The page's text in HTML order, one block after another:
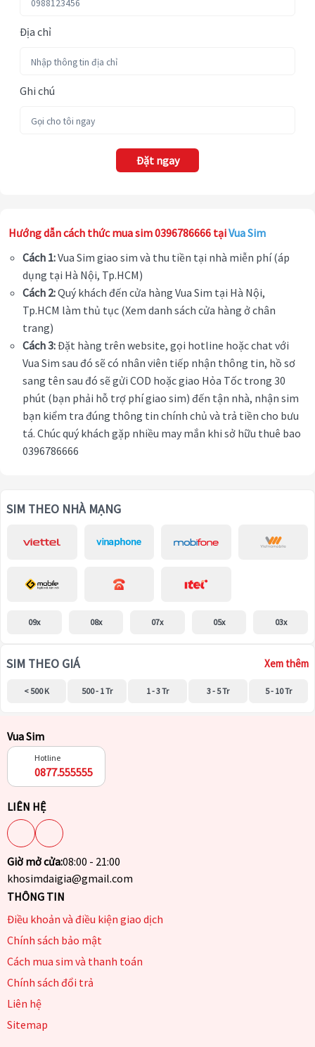
Địa chỉ
Ghi chú
Đặt ngay
Hướng dẫn cách thức mua sim 0396786666 tạiVua Sim
Cách 1:Vua Sim giao sim và thu tiền tại nhà miễn phí (áp
dụng tại Hà Nội, Tp.HCM)
Cách 2:Quý khách đến cửa hàng Vua Sim tại Hà Nội,
Tp.HCM làm thủ tục (Xem danh sách cửa hàng ở chân
trang)
Cách 3:Đặt hàng trên website, gọi hotline hoặc chat với
Vua Sim sau đó sẽ có nhân viên tiếp nhận thông tin, hồ sơ
sang tên sau đó sẽ gửi COD hoặc giao Hỏa Tốc trong 30
phút (bạn phải hỗ trợ phí giao sim) đến tận nhà, nhận sim
bạn kiểm tra đúng thông tin chính chủ và trả tiền cho bưu
tá. Chúc quý khách gặp nhiều may mắn khi sở hữu thuê bao
0396786666
SIM THEO NHÀ MẠNG
09x 08x 07x 05x 03x
SIM THEO GIÁ Xem thêm
< 500 K 500 - 1 Tr 1 - 3 Tr 3 - 5 Tr 5 - 10 Tr
Vua Sim
Hotline
0877.555555
LIÊN HỆ
Giờ mở cửa:08:00 - 21:00
khosimdaigia@gmail.com
THÔNG TIN
Điều khoản và điều kiện giao dịch
Chính sách bảo mật
Cách mua sim và thanh toán
Chính sách đổi trả
Liên hệ
Sitemap